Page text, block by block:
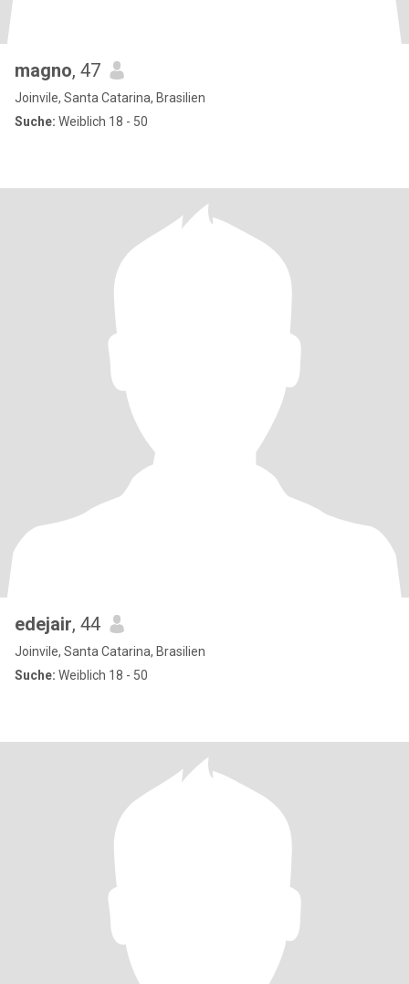
magno, 47
Joinvile, Santa Catarina, Brasilien
Suche: Weiblich 18 - 50
edejair, 44
Joinvile, Santa Catarina, Brasilien
Suche: Weiblich 18 - 50